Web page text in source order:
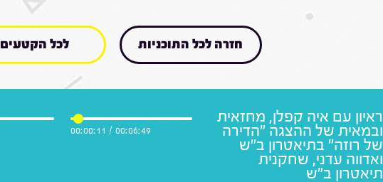
חזרה לכל התוכניות לכל הקטעים
00:06:49
/
00:00:11
ראיון עם איה קפלן, מחזאית
ובמאית של ההצגה "הדירה
של רוזה" בתיאטרון ב"ש
ואדווה עדני, שחקנית
תיאטרון ב"ש